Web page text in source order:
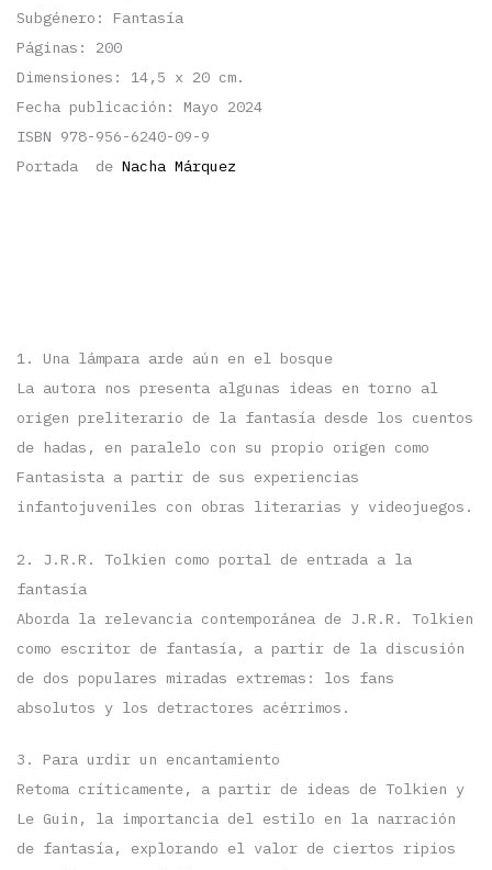
Subgénero: Fantasía
Páginas: 200
Dimensiones: 14,5 x 20 cm.
Fecha publicación: Mayo 2024
ISBN 978-956-6240-09-9
Portada de Nacha Márquez
1. Una lámpara arde aún en el bosque
La autora nos presenta algunas ideas en torno al
origen preliterario de la fantasía desde los cuentos
de hadas, en paralelo con su propio origen como
Fantasista a partir de sus experiencias
infantojuveniles con obras literarias y videojuegos.
2. J.R.R. Tolkien como portal de entrada a la
fantasía
Aborda la relevancia contemporánea de J.R.R. Tolkien
como escritor de fantasía, a partir de la discusión
de dos populares miradas extremas: los fans
absolutos y los detractores acérrimos.
3. Para urdir un encantamiento
Retoma críticamente, a partir de ideas de Tolkien y
Le Guin, la importancia del estilo en la narración
de fantasía, explorando el valor de ciertos ripios